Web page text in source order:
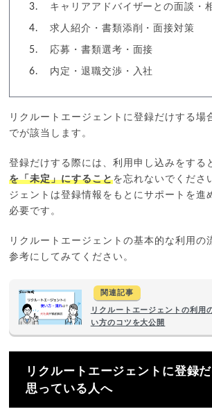
キャリアアドバイザーとの面談・
求人紹介・書類添削・面接対策
応募・書類選考・面接
内定・退職交渉・入社
リクルートエージェントに登録だけする場
でが該当します。
登録だけする際には、利用申し込みをする
を「未定」にすることを忘れないでくださ
ジェントは登録情報をもとにサポートを進
必要です。
リクルートエージェントの基本的な利用の
参考にしてみてください。
関連記事
リクルートエージェントの利用
い方のコツを大公開
リクルートエージェントに登録
思っている人へ